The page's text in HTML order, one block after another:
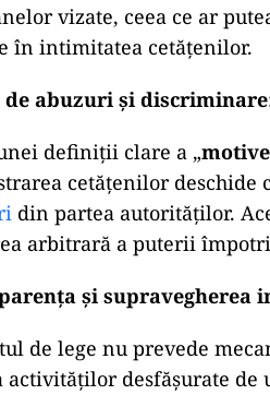
vizate, ceea ce ar
în intimitatea cetățenilor.
de abuzuri și discriminare
definiții clare a „
cetățenilor deschide
din partea autorităților.
arbitrară a puterii
și supravegherea
de lege nu prevede
activităților desfășurate